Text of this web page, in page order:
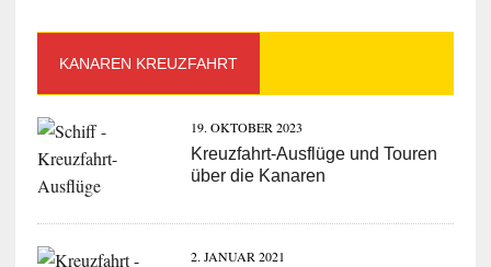
KANAREN KREUZFAHRT
19. OKTOBER 2023
Kreuzfahrt-Ausflüge und Touren
über die Kanaren
2. JANUAR 2021